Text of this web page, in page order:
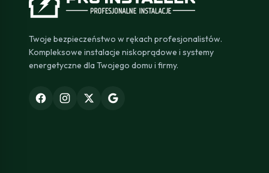
Twoje bezpieczeństwo w rękach profesjonalistów.
Kompleksowe instalacje niskoprądowe i systemy
energetyczne dla Twojego domu i firmy.